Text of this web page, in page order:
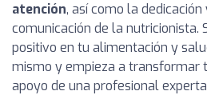
atención, así como la
comunicación de la nutricionista.
positivo en tu alimentación y
mismo y empieza a transformar
apoyo de una profesional